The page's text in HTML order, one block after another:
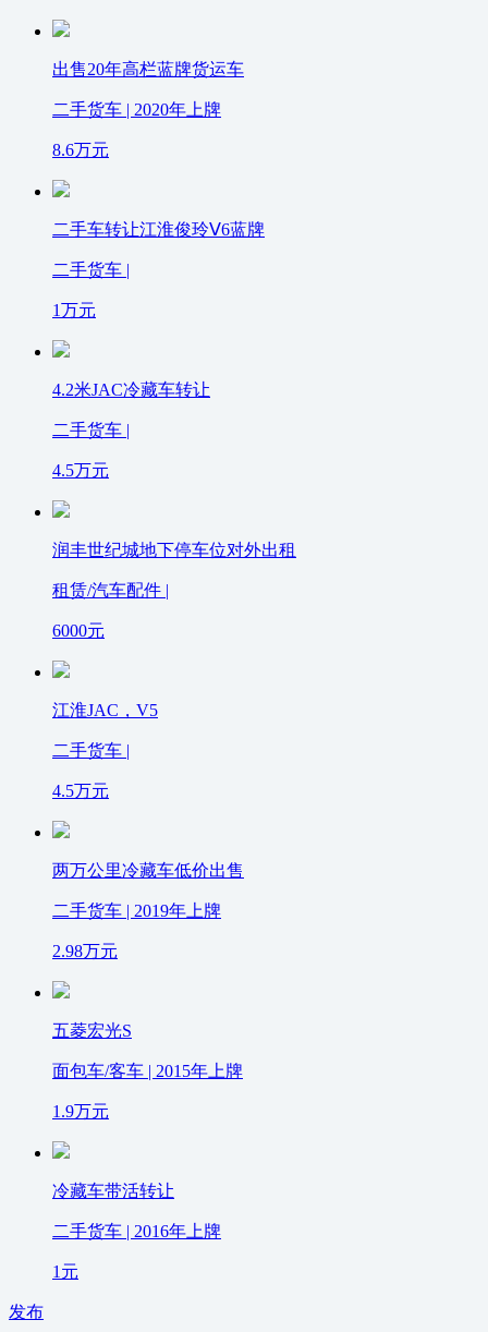
出售20年高栏蓝牌货运车
二手货车 | 2020年上牌
8.6万元
二手车转让江淮俊玲Ⅴ6蓝牌
二手货车 |
1万元
4.2米JAC冷藏车转让
二手货车 |
4.5万元
润丰世纪城地下停车位对外出租
租赁/汽车配件 |
6000元
江淮JAC，V5
二手货车 |
4.5万元
两万公里冷藏车低价出售
二手货车 | 2019年上牌
2.98万元
五菱宏光S
面包车/客车 | 2015年上牌
1.9万元
冷藏车带活转让
二手货车 | 2016年上牌
1 元
发布